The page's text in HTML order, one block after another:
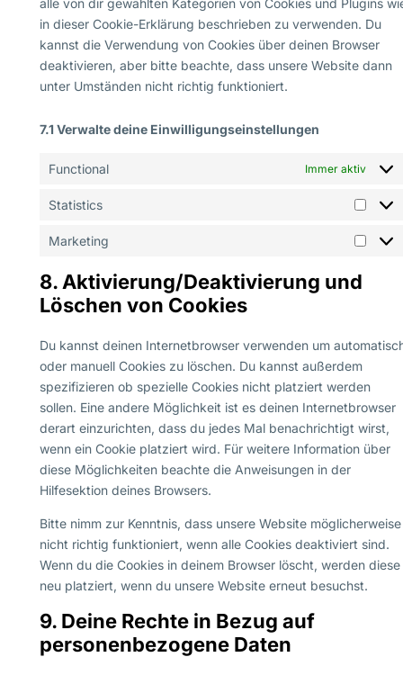
alle von dir gewählten Kategorien von Cookies und Plugins
in dieser Cookie-Erklärung beschrieben zu verwenden. Du
kannst die Verwendung von Cookies über deinen Browser
deaktivieren, aber bitte beachte, dass unsere Website dann
unter Umständen nicht richtig funktioniert.
7.1 Verwalte deine Einwilligungseinstellungen
Functional Immer aktiv
Statistics
Marketing
8. Aktivierung/Deaktivierung und
Löschen von Cookies
Du kannst deinen Internetbrowser verwenden um
oder manuell Cookies zu löschen. Du kannst außerdem
spezifizieren ob spezielle Cookies nicht platziert werden
sollen. Eine andere Möglichkeit ist es deinen Internetbrowser
derart einzurichten, dass du jedes Mal benachrichtigt wirst,
wenn ein Cookie platziert wird. Für weitere Information über
diese Möglichkeiten beachte die Anweisungen in der
Hilfesektion deines Browsers.
Bitte nimm zur Kenntnis, dass unsere Website möglicherweise
nicht richtig funktioniert, wenn alle Cookies deaktiviert sind.
Wenn du die Cookies in deinem Browser löscht, werden diese
neu platziert, wenn du unsere Website erneut besuchst.
9. Deine Rechte in Bezug auf
personenbezogene Daten